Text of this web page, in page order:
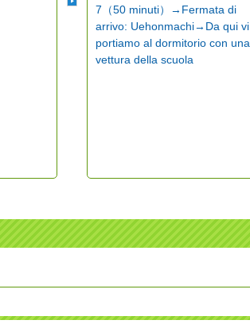
7（50 minuti）→Fermata di
arrivo: Uehonmachi→Da qui vi
portiamo al dormitorio con una
vettura della scuola